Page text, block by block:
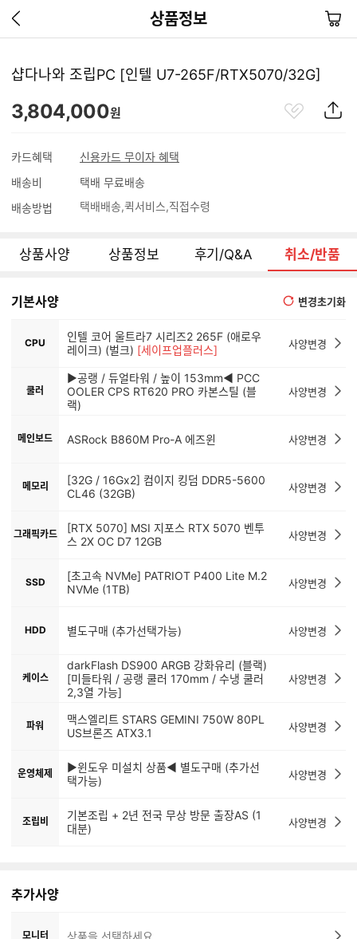
상품정보
이
지
기
장
바
샵다나와 조립PC [인텔 U7-265F/RTX5070/32G]
3,804,000원
카드혜택
신용카드 무이자 혜택
배송비
택배 무료배송
배송방법
택배배송 퀵서비스 직접수령
상품사양 상품정보 후기/Q&A 취소/반품
기본사양 변경초기화
CPU
인텔 코어 울트라7 시리즈2 265F (애로우
레이크) (벌크) [세이프업플러스] 사양변경
쿨러
▶공랭 / 듀얼타워 / 높이 153mm◀ PCC
OOLER CPS RT620 PRO 카본스틸 (블
랙)
사양변경
메인보드 ASRock B860M Pro-A 에즈윈 사양변경
메모리
[32G / 16Gx2] 컴이지 킹덤 DDR5-5600
CL46 (32GB)
사양변경
그래픽카드
[RTX 5070] MSI 지포스 RTX 5070 벤투
스 2X OC D7 12GB
사양변경
SSD
[초고속 NVMe] PATRIOT P400 Lite M.2
NVMe (1TB)
사양변경
HDD 별도구매 (추가선택가능) 사양변경
케이스
darkFlash DS900 ARGB 강화유리 (블랙)
[미들타워 / 공랭 쿨러 170mm / 수냉 쿨러
2,3열 가능]
사양변경
파워
맥스엘리트 STARS GEMINI 750W 80PL
US브론즈 ATX3.1
사양변경
운영체제
▶윈도우 미설치 상품◀ 별도구매 (추가선
택가능)
사양변경
조립비
기본조립 + 2년 전국 무상 방문 출장AS (1
대분)
사양변경
추가사양
모니터 상품을 선택하세요.